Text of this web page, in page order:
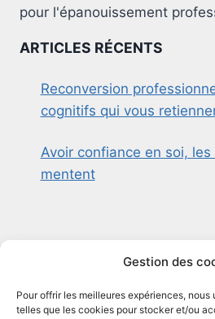
Gestion des
Pour offrir les meilleures expériences,
telles que les cookies pour stocker et/ou
pour l'épanouissement
ARTICLES RÉCENTS
Reconversion
cognitifs qui vous
Avoir confiance en soi,
mentent